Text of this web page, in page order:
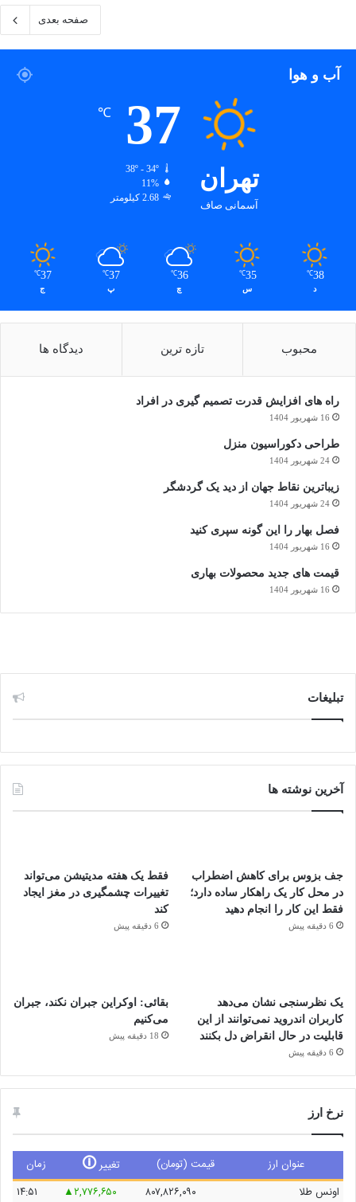
صفحه بعدی
آب و هوا
تهران
آسمانی صاف
37
℃
38º - 34º
11%
2.68 کیلومتر
38
℃
د
35
℃
س
36
℃
چ
37
℃
پ
37
℃
ج
محبوب تازه ترین دیدگاه ها
راه های افزایش قدرت تصمیم گیری در افراد
16 شهریور 1404
طراحی دکوراسیون منزل
24 شهریور 1404
زیباترین نقاط جهان از دید یک گردشگر
24 شهریور 1404
فصل بهار را این گونه سپری کنید
16 شهریور 1404
قیمت های جدید محصولات بهاری
16 شهریور 1404
تبلیغات
آخرین نوشته ها
جف بزوس برای کاهش اضطراب
در محل کار یک راهکار ساده دارد؛
فقط این کار را انجام دهید
6 دقیقه پیش
فقط یک هفته مدیتیشن می‌تواند
تغییرات چشمگیری در مغز ایجاد
کند
6 دقیقه پیش
یک نظرسنجی نشان می‌دهد
کاربران اندروید نمی‌توانند از این
قابلیت در حال انقراض دل بکنند
6 دقیقه پیش
بقائی: اوکراین جبران نکند، جبران
می‌کنیم
18 دقیقه پیش
نرخ ارز
عنوان ارز قیمت (تومان) تغییر🛈
زمان
اونس طلا
۸۰۷,۸۲۶,۰۹۰ ۲,۷۷۶,۶۵۰
۱۴:۵۱